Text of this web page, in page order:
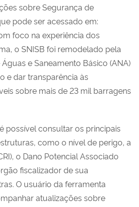
sobre Segurança de
pode ser acessado em:
foco na experiência dos
o SNISB foi remodelado pela
e Saneamento Básico (ANA)
e dar transparência às
sobre mais de 23 mil barragens
possível consultar os principais
como o nível de perigo, a
o Dano Potencial Associado
fiscalizador de sua
O usuário da ferramenta
atualizações sobre